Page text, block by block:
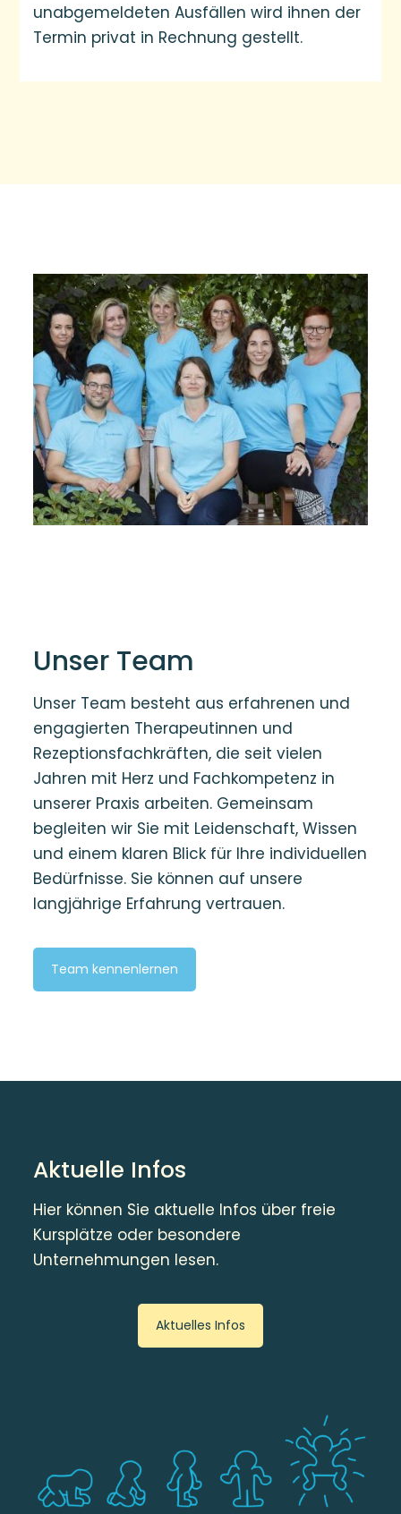
unabgemeldeten Ausfällen wird ihnen der
Termin privat in Rechnung gestellt.
Unser Team
Unser Team besteht aus erfahrenen und
engagierten Therapeutinnen und
Rezeptionsfachkräften, die seit vielen
Jahren mit Herz und Fachkompetenz in
unserer Praxis arbeiten. Gemeinsam
begleiten wir Sie mit Leidenschaft, Wissen
und einem klaren Blick für Ihre individuellen
Bedürfnisse. Sie können auf unsere
langjährige Erfahrung vertrauen.
Team kennenlernen
Aktuelle Infos
Hier können Sie aktuelle Infos über freie
Kursplätze oder besondere
Unternehmungen lesen.
Aktuelles Infos